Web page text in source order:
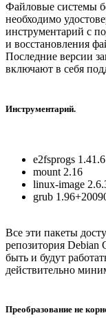
Файловые системы
необходимо
инструментарий с
и восстановления
Последние версии
включают в себя
Инструментарий.
e2fsprogs 1.41.6
mount 2.16
linux-image
grub
Все эти пакеты
репозитория Debian
быть и будут
действительно
Преобразование не